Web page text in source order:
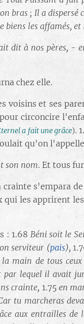
bras ; Il a dispersé
biens les affamés,
dit à nos pères, -
chez elle.
voisins et ses
circoncire
a fait une grâce).
qu'on
son nom. Et tous
s'empara
les apprirent
: 1.68 Béni soit le
serviteur (pais),
main de tous
par lequel il avait
crainte, 1.75en
tu marcheras
aux entrailles de